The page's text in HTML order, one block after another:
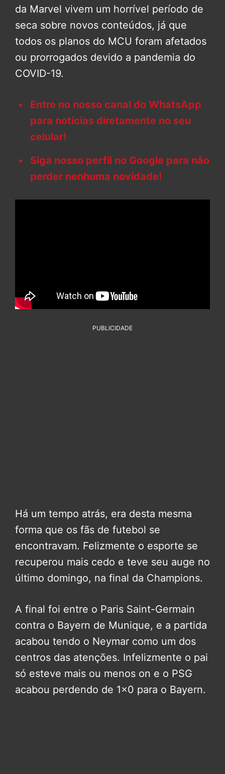
da Marvel vivem um horrível período de
seca sobre novos conteúdos, já que
todos os planos do MCU foram afetados
ou prorrogados devido a pandemia do
COVID-19.
Entre no nosso canal do WhatsApp
para notícias diretamente no seu
celular!
Siga nosso perfil no Google para não
perder nenhuma novidade!
PUBLICIDADE
Há um tempo atrás, era desta mesma
forma que os fãs de futebol se
encontravam. Felizmente o esporte se
recuperou mais cedo e teve seu auge no
último domingo, na final da Champions.
A final foi entre o Paris Saint-Germain
contra o Bayern de Munique, e a partida
acabou tendo o Neymar como um dos
centros das atenções. Infelizmente o pai
só esteve mais ou menos on e o PSG
acabou perdendo de 1×0 para o Bayern.